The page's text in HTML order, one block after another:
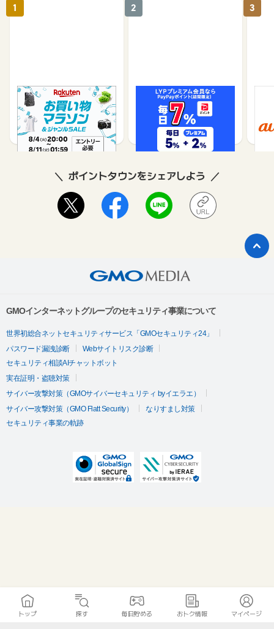
楽天市場
1%
1
Yahoo!ショッピング
1%
2 3
ポイントタウンをシェアしよう
GMOインターネットグループのセキュリティ事業について
世界初総合ネットセキュリティサービス「GMOセキュリティ24」
パスワード漏洩診断
Webサイトリスク診断
セキュリティ相談AIチャットボット
実在証明・盗聴対策
サイバー攻撃対策（GMOサイバーセキュリティ byイエラエ）
サイバー攻撃対策（GMO Flatt Security）
なりすまし対策
セキュリティ事業の軌跡
トップ 探す 毎日貯める おトク情報 マイページ